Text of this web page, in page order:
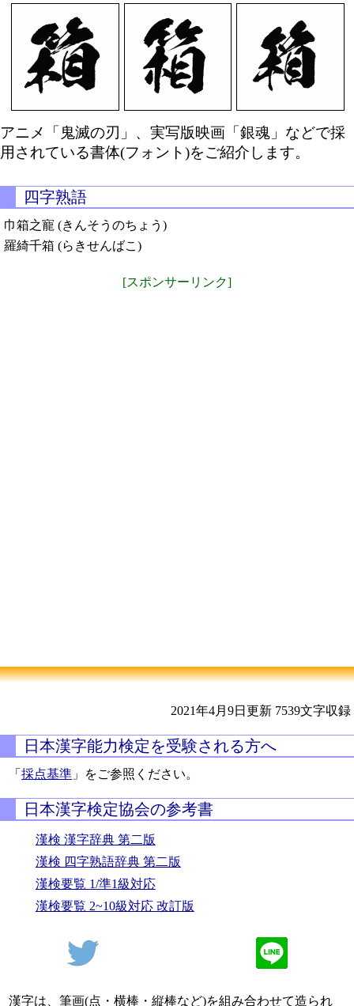
アニメ「鬼滅の刃」、実写版映画「銀魂」などで採
用されている書体(フォント)をご紹介します。
四字熟語
巾箱之寵 (きんそうのちょう)
羅綺千箱 (らきせんばこ)
[スポンサーリンク]
2021年4月9日更新 7539文字収録
日本漢字能力検定を受験される方へ
「採点基準 」をご参照ください。
日本漢字検定協会の参考書
漢検 漢字辞典 第二版
漢検 四字熟語辞典 第二版
漢検要覧 1/準1級対応
漢検要覧 2~10級対応 改訂版
漢字は、筆画(点・横棒・縦棒など)を組み合わせて造られ